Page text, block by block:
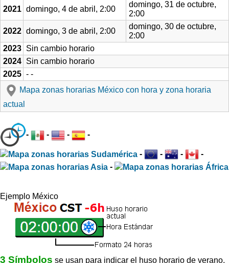
2021 domingo, 4 de abril, 2:00
domingo, 31 de octubre,
2:00
2022 domingo, 3 de abril, 2:00
domingo, 30 de octubre,
2:00
2023 Sin cambio horario
2024 Sin cambio horario
2025 - -
Mapa zonas horarias México con hora y zona horaria
actual
- - - -
- - -
-
-
Ejemplo México
3 Símbolos se usan para indicar el huso horario de verano,